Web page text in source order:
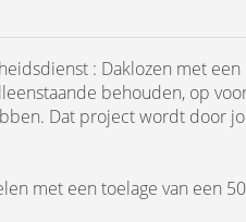
: Daklozen met
behouden, op
Dat project wordt
met een toelage van een